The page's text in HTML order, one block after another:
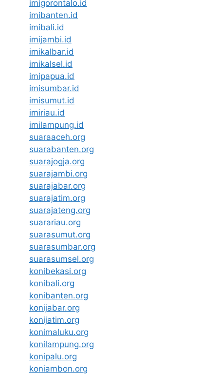
imigorontalo.id
imibanten.id
imibali.id
imijambi.id
imikalbar.id
imikalsel.id
imipapua.id
imisumbar.id
imisumut.id
imiriau.id
imilampung.id
suaraaceh.org
suarabanten.org
suarajogja.org
suarajambi.org
suarajabar.org
suarajatim.org
suarajateng.org
suarariau.org
suarasumut.org
suarasumbar.org
suarasumsel.org
konibekasi.org
konibali.org
konibanten.org
konijabar.org
konijatim.org
konimaluku.org
konilampung.org
konipalu.org
koniambon.org